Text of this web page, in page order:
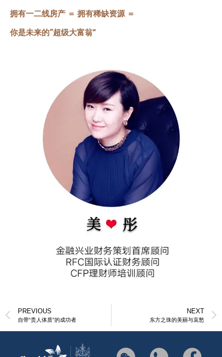
拥有一二线房产 ＝ 拥有稀缺资源 ＝
你是未来的“超级大富翁”
PREVIOUS
自带“贵人体质”的成功者
NEXT
东方之珠的美丽与哀愁